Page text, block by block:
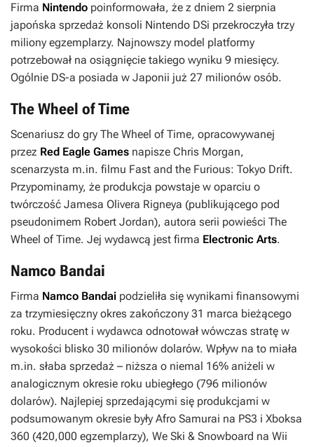
Firma Nintendo poinformowała, że z dniem 2 sierpnia
japońska sprzedaż konsoli Nintendo DSi przekroczyła trzy
miliony egzemplarzy. Najnowszy model platformy
potrzebował na osiągnięcie takiego wyniku 9 miesięcy.
Ogólnie DS-a posiada w Japonii już 27 milionów osób.
The Wheel of Time
Scenariusz do gry The Wheel of Time, opracowywanej
przez Red Eagle Games napisze Chris Morgan,
scenarzysta m.in. filmu Fast and the Furious: Tokyo Drift.
Przypominamy, że produkcja powstaje w oparciu o
twórczość Jamesa Olivera Rigneya (publikującego pod
pseudonimem Robert Jordan), autora serii powieści The
Wheel of Time. Jej wydawcą jest firma Electronic Arts.
Namco Bandai
Firma Namco Bandai podzieliła się wynikami finansowymi
za trzymiesięczny okres zakończony 31 marca bieżącego
roku. Producent i wydawca odnotował wówczas stratę w
wysokości blisko 30 milionów dolarów. Wpływ na to miała
m.in. słaba sprzedaż – niższa o niemal 16% aniżeli w
analogicznym okresie roku ubiegłego (796 milionów
dolarów). Najlepiej sprzedającymi się produkcjami w
podsumowanym okresie były Afro Samurai na PS3 i Xboksa
360 (420,000 egzemplarzy), We Ski & Snowboard na Wii